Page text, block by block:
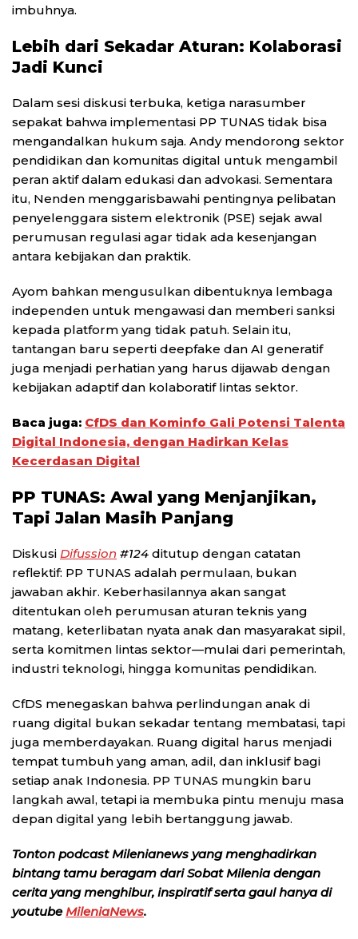
imbuhnya.
Lebih dari Sekadar Aturan: Kolaborasi
Jadi Kunci
Dalam sesi diskusi terbuka, ketiga narasumber
sepakat bahwa implementasi PP TUNAS tidak bisa
mengandalkan hukum saja. Andy mendorong sektor
pendidikan dan komunitas digital untuk mengambil
peran aktif dalam edukasi dan advokasi. Sementara
itu, Nenden menggarisbawahi pentingnya pelibatan
penyelenggara sistem elektronik (PSE) sejak awal
perumusan regulasi agar tidak ada kesenjangan
antara kebijakan dan praktik.
Ayom bahkan mengusulkan dibentuknya lembaga
independen untuk mengawasi dan memberi sanksi
kepada platform yang tidak patuh. Selain itu,
tantangan baru seperti deepfake dan AI generatif
juga menjadi perhatian yang harus dijawab dengan
kebijakan adaptif dan kolaboratif lintas sektor.
Baca juga: CfDS dan Kominfo Gali Potensi Talenta
Digital Indonesia, dengan Hadirkan Kelas
Kecerdasan Digital
PP TUNAS: Awal yang Menjanjikan,
Tapi Jalan Masih Panjang
Diskusi Difussion #124 ditutup dengan catatan
reflektif: PP TUNAS adalah permulaan, bukan
jawaban akhir. Keberhasilannya akan sangat
ditentukan oleh perumusan aturan teknis yang
matang, keterlibatan nyata anak dan masyarakat sipil,
serta komitmen lintas sektor—mulai dari pemerintah,
industri teknologi, hingga komunitas pendidikan.
CfDS menegaskan bahwa perlindungan anak di
ruang digital bukan sekadar tentang membatasi, tapi
juga memberdayakan. Ruang digital harus menjadi
tempat tumbuh yang aman, adil, dan inklusif bagi
setiap anak Indonesia. PP TUNAS mungkin baru
langkah awal, tetapi ia membuka pintu menuju masa
depan digital yang lebih bertanggung jawab.
Tonton podcast Milenianews yang menghadirkan
bintang tamu beragam dari Sobat Milenia dengan
cerita yang menghibur, inspiratif serta gaul hanya di
youtubeMileniaNews.